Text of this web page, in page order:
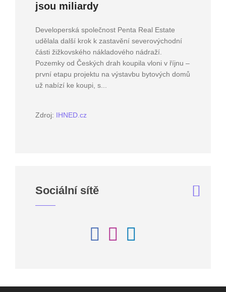
jsou miliardy
Developerská společnost Penta Real Estate
udělala další krok k zastavění severovýchodní
části žižkovského nákladového nádraží.
Pozemky od Českých drah koupila vloni v říjnu –
první etapu projektu na výstavbu bytových domů
už nabízí ke koupi, s...
Zdroj: IHNED.cz
Sociální sítě